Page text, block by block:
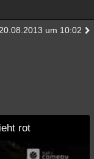
um 10:02
rot